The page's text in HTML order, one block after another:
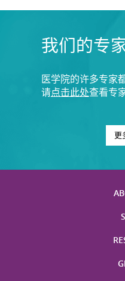
我们的专
医学院的许多专家
请点击此处查看专
更